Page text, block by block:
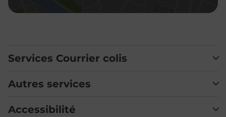
Services Courrier colis
Autres services
Accessibilité